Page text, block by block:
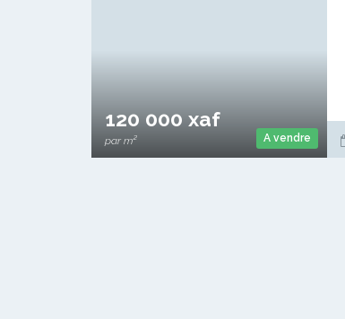
A vendre
120 000 xaf
par m²